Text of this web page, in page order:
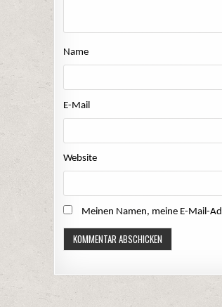
Name
E-Mail
Website
Meinen Namen, meine E-Mail-